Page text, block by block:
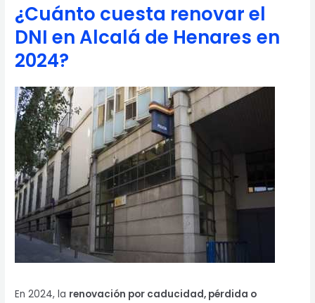
¿Cuánto cuesta renovar el
DNI en Alcalá de Henares en
2024?
En 2024, la renovación por caducidad, pérdida o